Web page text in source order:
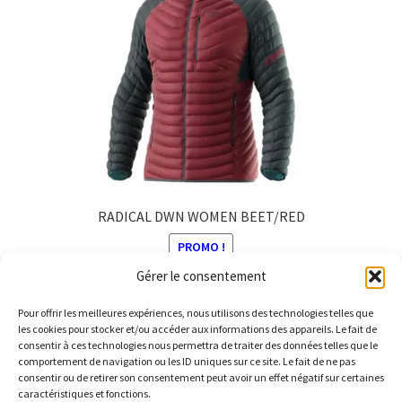
Gérer le consentement
Pour offrir les meilleures expériences, nous utilisons des technologies telles que
les cookies pour stocker et/ou accéder aux informations des appareils. Le fait de
consentir à ces technologies nous permettra de traiter des données telles que le
comportement de navigation ou les ID uniques sur ce site. Le fait de ne pas
consentir ou de retirer son consentement peut avoir un effet négatif sur certaines
caractéristiques et fonctions.
peuvent
être
choisies
sur
la
page
du
produit
RADICAL DWN WOMEN BEET/RED
PROMO !
330,00€Le
initial
était :
330,00 €.
230,00€Le
actuel
est :
230,00 €.
Ce
produit
a
plusieurs